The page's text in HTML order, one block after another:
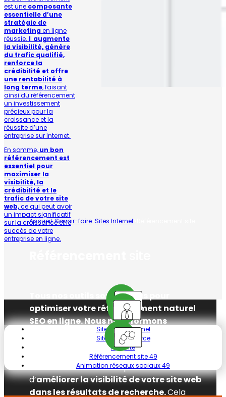
Référencementsite
Tous nos outils sont conçus pour
optimiser votre référencement naturel
SEO en ligne. Nous nous formons
constamment aux modifications et
est une composante
essentielle d’une
stratégie de
marketing en ligne
réussie. Il augmente
la visibilité, génère
du trafic qualifié,
renforce la
crédibilité et offre
une rentabilité à
long terme, faisant
ainsi du référencement
un investissement
précieux pour la
croissance et la
réussite d’une
entreprise sur Internet.
En somme, un bon
référencement est
essentiel pour
maximiser la
visibilité, la
crédibilité et le
trafic de votre site
web,ce qui peut avoir
un impact significatif
sur la croissance et le
succès de votre
entreprise en ligne.
Site professionnel
Site e-commerce
Mini site
Référencement site 49
Animation réseaux sociaux 49